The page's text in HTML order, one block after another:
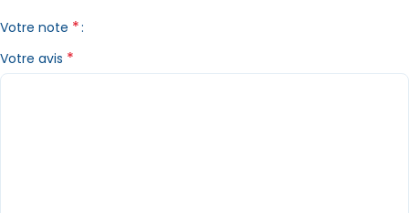
Votre note *
Votre avis *